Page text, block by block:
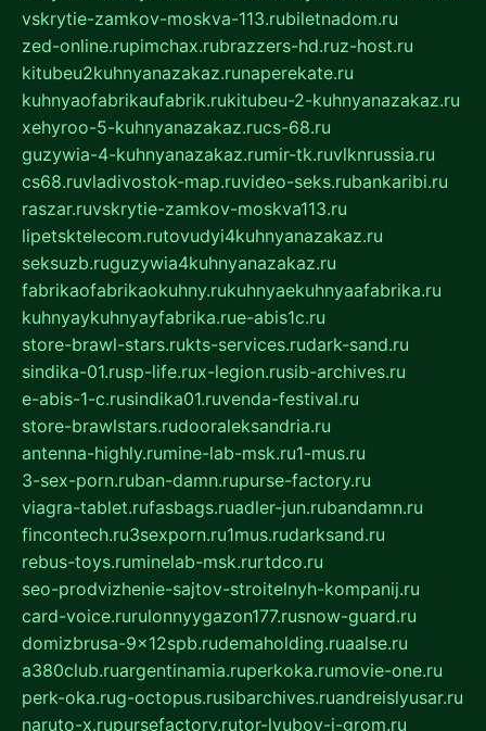
vskrytie-zamkov-moskva-113.rubiletnadom.ru
zed-online.rupimchax.rubrazzers-hd.ruz-host.ru
kitubeu2kuhnyanazakaz.runaperekate.ru
kuhnyaofabrikaufabrik.rukitubeu-2-kuhnyanazakaz.ru
xehyroo-5-kuhnyanazakaz.rucs-68.ru
guzywia-4-kuhnyanazakaz.rumir-tk.ruvlknrussia.ru
cs68.ruvladivostok-map.ruvideo-seks.rubankaribi.ru
raszar.ruvskrytie-zamkov-moskva113.ru
lipetsktelecom.rutovudyi4kuhnyanazakaz.ru
seksuzb.ruguzywia4kuhnyanazakaz.ru
fabrikaofabrikaokuhny.rukuhnyaekuhnyaafabrika.ru
kuhnyaykuhnyayfabrika.rue-abis1c.ru
store-brawl-stars.rukts-services.rudark-sand.ru
sindika-01.rusp-life.rux-legion.rusib-archives.ru
e-abis-1-c.rusindika01.ruvenda-festival.ru
store-brawlstars.rudooraleksandria.ru
antenna-highly.rumine-lab-msk.ru1-mus.ru
3-sex-porn.ruban-damn.rupurse-factory.ru
viagra-tablet.rufasbags.ruadler-jun.rubandamn.ru
fincontech.ru3sexporn.ru1mus.rudarksand.ru
rebus-toys.ruminelab-msk.rurtdco.ru
seo-prodvizhenie-sajtov-stroitelnyh-kompanij.ru
card-voice.rurulonnyygazon177.rusnow-guard.ru
domizbrusa-9x12spb.rudemaholding.ruaalse.ru
a380club.ruargentinamia.ruperkoka.rumovie-one.ru
perk-oka.rug-octopus.rusibarchives.ruandreislyusar.ru
naruto-x.rupursefactory.rutor-lyubov-i-grom.ru